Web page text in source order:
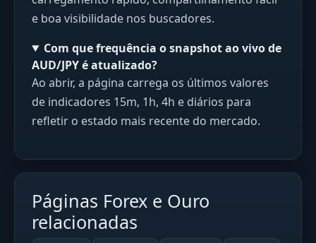
e boa visibilidade nos buscadores.
Com que frequência o snapshot ao vivo de
AUD/JPY é atualizado?
Ao abrir, a página carrega os últimos valores
de indicadores 15m, 1h, 4h e diários para
refletir o estado mais recente do mercado.
Páginas Forex e Ouro
relacionadas